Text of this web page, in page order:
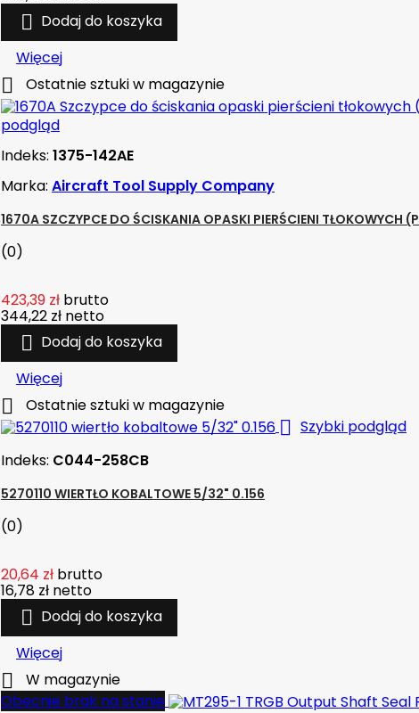
 Dodaj do koszyka
Więcej
 Ostatnie sztuki w magazynie
podgląd
Indeks: 1375-142AE
Marka: Aircraft Tool Supply Company
1670A SZCZYPCE DO ŚCISKANIA OPASKI PIERŚCIENI TŁOKOWYCH
(0)
423,39 zł brutto
344,22 zł netto
 Dodaj do koszyka
Więcej
 Ostatnie sztuki w magazynie
 Szybki podgląd
Indeks: C044-258CB
5270110 WIERTŁO KOBALTOWE 5/32" 0.156
(0)
20,64 zł brutto
16,78 zł netto
 Dodaj do koszyka
Więcej

W magazynie
Obecnie brak na stanie